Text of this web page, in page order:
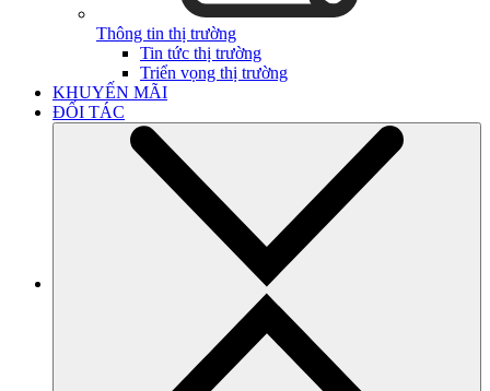
Thông tin thị trường
Tin tức thị trường
Triển vọng thị trường
KHUYẾN MÃI
ĐỐI TÁC